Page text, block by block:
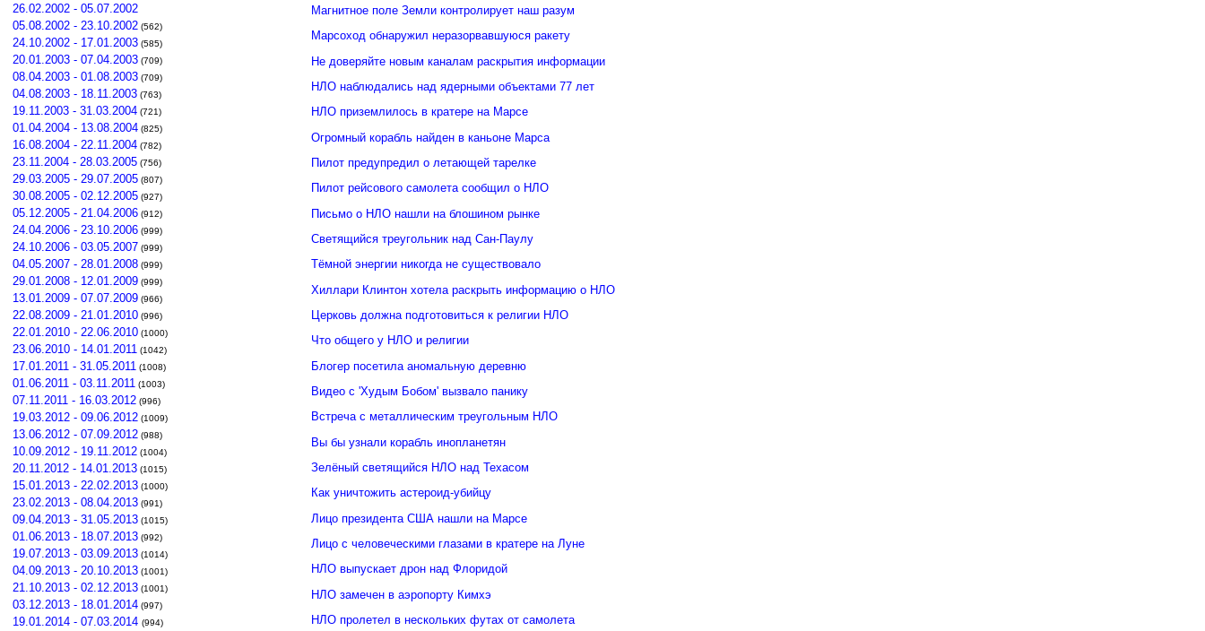
26.02.2002 - 05.07.2002
05.08.2002 - 23.10.2002 (562)
24.10.2002 - 17.01.2003 (585)
20.01.2003 - 07.04.2003 (709)
08.04.2003 - 01.08.2003 (709)
04.08.2003 - 18.11.2003 (763)
19.11.2003 - 31.03.2004 (721)
01.04.2004 - 13.08.2004 (825)
16.08.2004 - 22.11.2004 (782)
23.11.2004 - 28.03.2005 (756)
29.03.2005 - 29.07.2005 (807)
30.08.2005 - 02.12.2005 (927)
05.12.2005 - 21.04.2006 (912)
24.04.2006 - 23.10.2006 (999)
24.10.2006 - 03.05.2007 (999)
04.05.2007 - 28.01.2008 (999)
29.01.2008 - 12.01.2009 (999)
13.01.2009 - 07.07.2009 (966)
22.08.2009 - 21.01.2010 (996)
22.01.2010 - 22.06.2010 (1000)
23.06.2010 - 14.01.2011 (1042)
17.01.2011 - 31.05.2011 (1008)
01.06.2011 - 03.11.2011 (1003)
07.11.2011 - 16.03.2012 (996)
19.03.2012 - 09.06.2012 (1009)
13.06.2012 - 07.09.2012 (988)
10.09.2012 - 19.11.2012 (1004)
20.11.2012 - 14.01.2013 (1015)
15.01.2013 - 22.02.2013 (1000)
23.02.2013 - 08.04.2013 (991)
09.04.2013 - 31.05.2013 (1015)
01.06.2013 - 18.07.2013 (992)
19.07.2013 - 03.09.2013 (1014)
04.09.2013 - 20.10.2013 (1001)
21.10.2013 - 02.12.2013 (1001)
03.12.2013 - 18.01.2014 (997)
19.01.2014 - 07.03.2014 (994)
Магнитное поле Земли контролирует наш разум
Марсоход обнаружил неразорвавшуюся ракету
Не доверяйте новым каналам раскрытия информации
НЛО наблюдались над ядерными объектами 77 лет
НЛО приземлилось в кратере на Марсе
Огромный корабль найден в каньоне Марса
Пилот предупредил о летающей тарелке
Пилот рейсового самолета сообщил о НЛО
Письмо о НЛО нашли на блошином рынке
Светящийся треугольник над Сан-Паулу
Тёмной энергии никогда не существовало
Хиллари Клинтон хотела раскрыть информацию о НЛО
Церковь должна подготовиться к религии НЛО
Что общего у НЛО и религии
Блогер посетила аномальную деревню
Видео с 'Худым Бобом' вызвало панику
Встреча с металлическим треугольным НЛО
Вы бы узнали корабль инопланетян
Зелёный светящийся НЛО над Техасом
Как уничтожить астероид-убийцу
Лицо президента США нашли на Марсе
Лицо с человеческими глазами в кратере на Луне
НЛО выпускает дрон над Флоридой
НЛО замечен в аэропорту Кимхэ
НЛО пролетел в нескольких футах от самолета